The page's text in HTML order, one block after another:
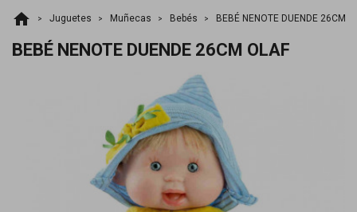
home Juguetes Muñecas Bebés BEBÉ NENOTE DUENDE 26CM
BEBÉ NENOTE DUENDE 26CM OLAF